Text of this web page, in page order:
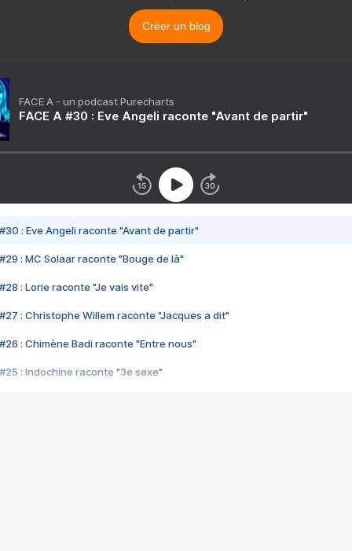
Créer un blog
FACE A - un podcast Purecharts
FACE A #30 : Eve Angeli raconte "Avant de partir"
#30 : Eve Angeli raconte "Avant de partir"
#29 : MC Solaar raconte "Bouge de là"
#28 : Lorie raconte "Je vais vite"
#27 : Christophe Willem raconte "Jacques a dit"
#26 : Chimène Badi raconte "Entre nous"
#25 : Indochine raconte "3e sexe"